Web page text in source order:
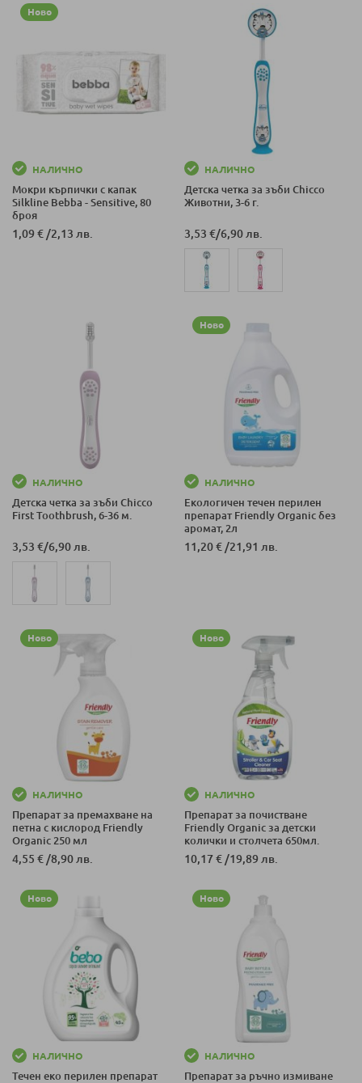
Ново
НАЛИЧНО
Мокри кърпички с капак
Silkline Bebba - Sensitive, 80
броя
1,09 € /2,13 лв.
НАЛИЧНО
Детска четка за зъби Chicco
Животни, 3-6 г.
3,53 €/6,90 лв.
НАЛИЧНО
Детска четка за зъби Chicco
First Toothbrush, 6-36 м.
3,53 €/6,90 лв.
Ново
НАЛИЧНО
Екологичен течен перилен
препарат Friendly Organic без
аромат, 2л
11,20 € /21,91 лв.
Ново
НАЛИЧНО
Препарат за премахване на
петна с кислород Friendly
Organic 250 мл
4,55 €/8,90 лв.
Ново
НАЛИЧНО
Препарат за почистване
Friendly Organic за детски
колички и столчета 650мл.
10,17 €/19,89 лв.
Ново
НАЛИЧНО
Течен еко перилен препарат
Ново
НАЛИЧНО
Препарат за ръчно измиване